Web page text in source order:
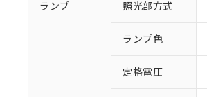
ランプ 照光部方式
ランプ色
定格電圧